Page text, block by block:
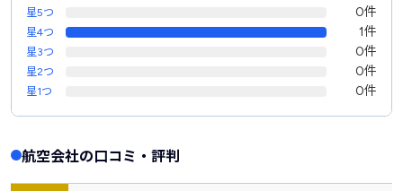
星5つ
0件
星4つ 1件
星3つ 0件
星2つ 0件
星1つ 0件
航空会社の口コミ・評判